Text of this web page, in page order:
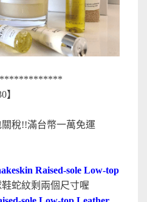
】
稅!!滿台幣一萬免運
Raised-sole Low-top
蛇紋剩兩個尺寸喔